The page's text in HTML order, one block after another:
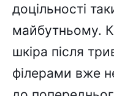
доцільності
майбутньому.
шкіра після
філерами вже